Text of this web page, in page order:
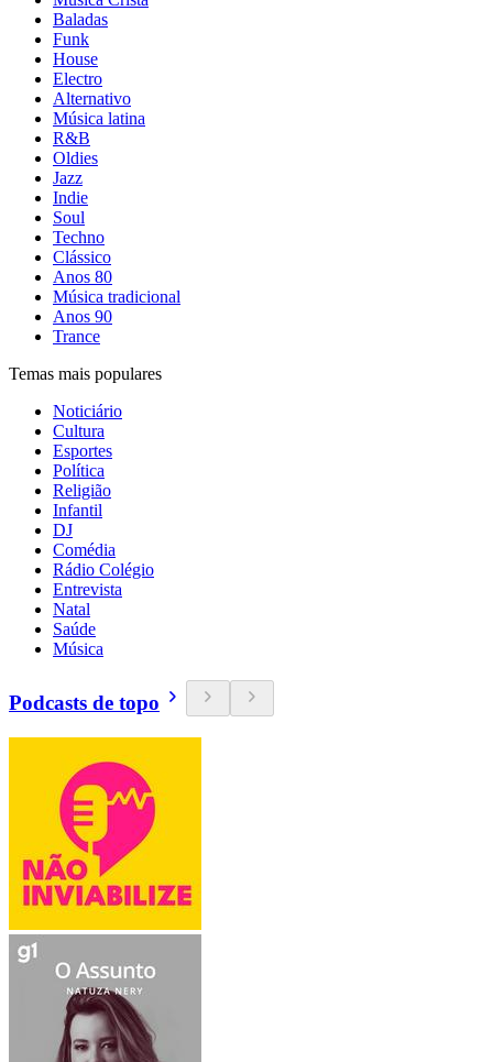
Baladas
Funk
House
Electro
Alternativo
Música latina
R&B
Oldies
Jazz
Indie
Soul
Techno
Clássico
Anos 80
Música tradicional
Anos 90
Trance
Temas mais populares
Noticiário
Cultura
Esportes
Política
Religião
Infantil
DJ
Comédia
Rádio Colégio
Entrevista
Natal
Saúde
Música
Podcasts de topo